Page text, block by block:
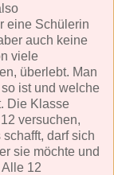
eine Schülerin
auch keine
viele
überlebt. Man
ist und welche
Die Klasse
versuchen,
darf sich
sie möchte und
12